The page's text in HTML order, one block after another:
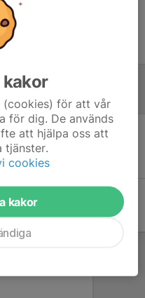
ifylld
skrivet
kakor
(cookies) för att vår
för dig. De används
att hjälpa oss att
tjänster.
cookies
kakor